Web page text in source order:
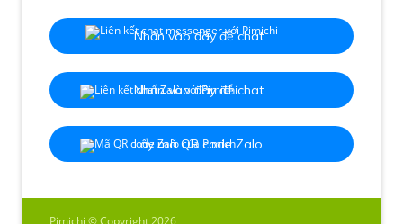
Nhấn vào đây để chat
Nhấn vào đây để chat
Lấy mã QR code Zalo
Pimichi © Copyright 2026